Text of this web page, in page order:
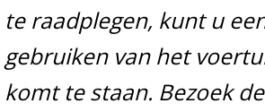
te raadplegen, kunt u
gebruiken van het
komt te staan. Bezoek